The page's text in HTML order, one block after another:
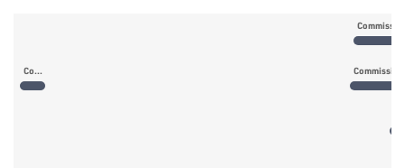
Commission de la législation générale